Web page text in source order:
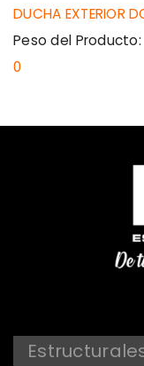
DUCHA EXTERIOR
Peso del Producto:
0